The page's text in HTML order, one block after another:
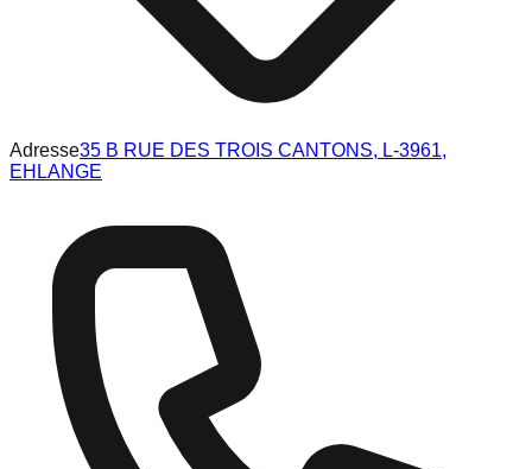
Adresse35 B RUE DES TROIS CANTONS, L-3961,
EHLANGE